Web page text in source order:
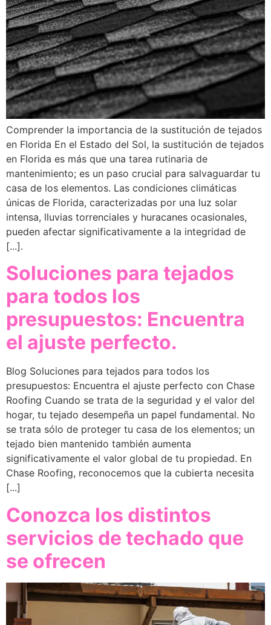
Comprender la importancia de la sustitución de tejados
en Florida En el Estado del Sol, la sustitución de tejados
en Florida es más que una tarea rutinaria de
mantenimiento; es un paso crucial para salvaguardar tu
casa de los elementos. Las condiciones climáticas
únicas de Florida, caracterizadas por una luz solar
intensa, lluvias torrenciales y huracanes ocasionales,
pueden afectar significativamente a la integridad de
[...].
Soluciones para tejados
para todos los
presupuestos: Encuentra
el ajuste perfecto.
Blog Soluciones para tejados para todos los
presupuestos: Encuentra el ajuste perfecto con Chase
Roofing Cuando se trata de la seguridad y el valor del
hogar, tu tejado desempeña un papel fundamental. No
se trata sólo de proteger tu casa de los elementos; un
tejado bien mantenido también aumenta
significativamente el valor global de tu propiedad. En
Chase Roofing, reconocemos que la cubierta necesita
[...]
Conozca los distintos
servicios de techado que
se ofrecen